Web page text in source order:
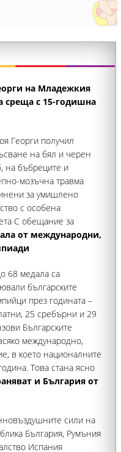
на Младежкия
среща с 15-годишна
Георги получил
на бял и черен
на бъбреците и
мозъчна травма
за умишлено
с особена
С обещание за
Кузев от Кричим бил
в Пловдив. Там
от международни,
68 медала са
българските
през годината –
25 сребърни и 29
Българските
международно,
в което националните
Това стана ясно
в Министерството на
и България от
сили на
България, Румъния
Испания